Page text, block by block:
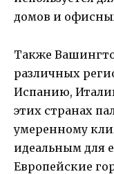
домов и
Также
различных
Испанию,
этих странах
умеренному
идеальным для
Европейские